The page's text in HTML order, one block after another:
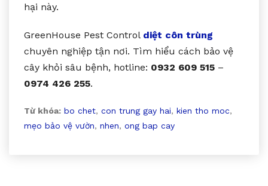
hại này.
GreenHouse Pest Control diệt côn trùng
chuyên nghiệp tận nơi. Tìm hiểu cách bảo vệ
cây khỏi sâu bệnh, hotline: 0932 609 515 –
0974 426 255.
Từ khóa: bo chet, con trung gay hai, kien tho moc,
mẹo bảo vệ vườn, nhen, ong bap cay